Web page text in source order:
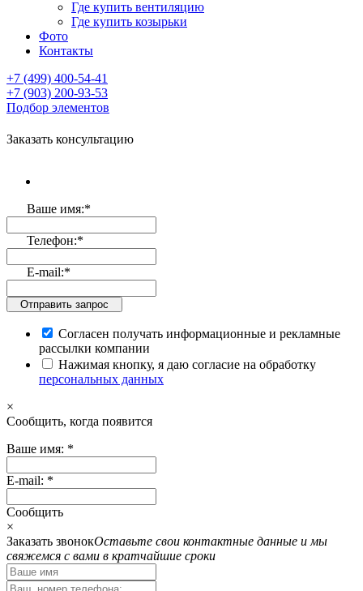
Где купить вентиляцию
Где купить козырьки
Фото
Контакты
+7 (499) 400-54-41
+7 (903) 200-93-53
Подбор элементов
Заказать консультацию
Ваше имя:*
Телефон:*
E-mail:*
Отправить запрос
Согласен получать информационные и рекламные
рассылки компании
Нажимая кнопку, я даю согласие на обработку
персональных данных
×
Cообщить, когда появится
Ваше имя: *
E-mail: *
Cообщить
×
Заказать звонокОставьте свои контактные данные и мы
свяжемся с вами в кратчайшие сроки